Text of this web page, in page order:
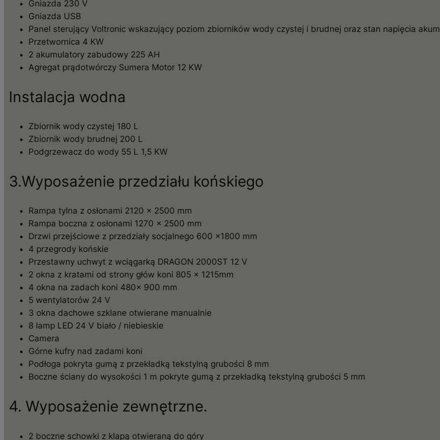
Gniazda 230 V
Gniazda USB
Panel sterujący Voltronic wskazujący poziom zbiorników wody czystej i brudnej oraz stan napięcia
Przetwornica 4 KW
2 akumulatory zabudowy 225 AH
Agregat prądotwórczy Sumera Motor 12 KW
Instalacja wodna
Zbiornik wody czystej 180 L
Zbiornik wody brudnej 200 L
Podgrzewacz do wody 55 L 1,5 KW
3.Wyposażenie przedziału końskiego
Rampa tylna z osłonami 2120 x 2500 mm
Rampa boczna z osłonami 1270 x 2500 mm
Drzwi przejściowe z przedziały socjalnego 600 x1800 mm
4 przegrody końskie
Przestawny uchwyt z wciągarką DRAGON 2000ST 12 V
2 okna z kratami od strony głów koni 805 x 1215mm
4 okna na zadach koni 480x 900 mm
5 wentylatorów 24 V
3 okna dachowe szklane otwierane manualnie
8 lamp LED 24 V biało / niebieskie
Camera
Górne kufry nad zadami koni
Podłoga pokryta gumą z przekładką tekstylną grubości 8 mm
Boczne ściany do wysokości 1 m pokryte gumą z przekładką tekstylną grubości 5 mm
4. Wyposażenie zewnętrzne.
2 boczne schowki z klapą otwieraną do góry